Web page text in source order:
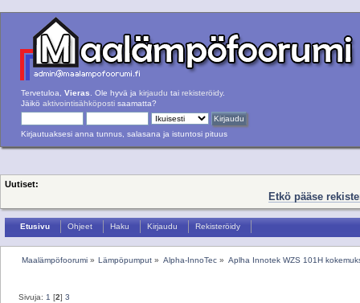
Tervetuloa, Vieras . Ole hyvä ja kirjaudu tai rekisteröidy.
Jäikö aktivointisähköposti saamatta?
Kirjautuaksesi anna tunnus, salasana ja istuntosi pituus
Uutiset:
Etkö pääse
Etusivu Ohjeet Haku Kirjaudu Rekisteröidy
Maalämpöfoorumi» Lämpöpumput » Alpha-InnoTec » Aplha Innotek WZS 101H
Sivuja: 1 [2]3